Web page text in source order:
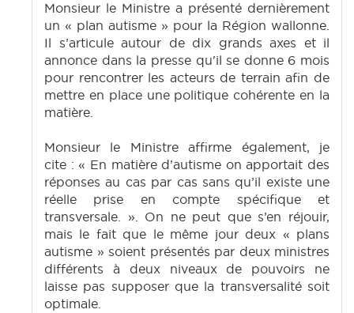
Monsieur le Ministre a présenté dernièrement
un « plan autisme » pour la Région wallonne.
Il s’articule autour de dix grands axes et il
annonce dans la presse qu'il se donne 6 mois
pour rencontrer les acteurs de terrain afin de
mettre en place une politique cohérente en la
matière.
Monsieur le Ministre affirme également, je
cite : « En matière d’autisme on apportait des
réponses au cas par cas sans qu’il existe une
réelle prise en compte spécifique et
transversale. ». On ne peut que s’en réjouir,
mais le fait que le même jour deux « plans
autisme » soient présentés par deux ministres
différents à deux niveaux de pouvoirs ne
laisse pas supposer que la transversalité soit
optimale.